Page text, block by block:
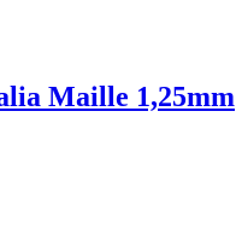
Maille 1,25mm